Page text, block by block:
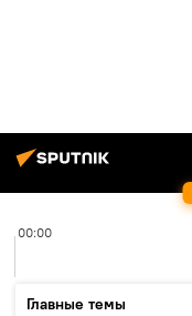
00:00
Главные темы